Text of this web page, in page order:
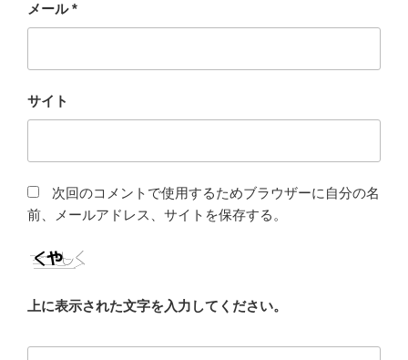
メール*
サイト
次回のコメントで使用するためブラウザーに自分の名
前、メールアドレス、サイトを保存する。
上に表示された文字を入力してください。